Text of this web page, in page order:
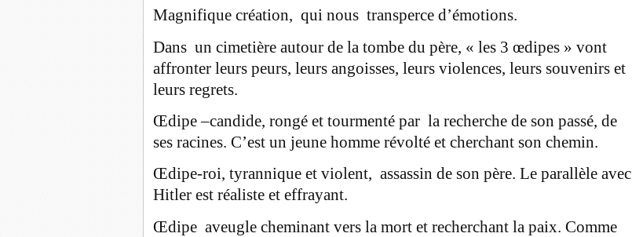
Magnifique création, qui nous transperce d’émotions.
Dans un cimetière autour de la tombe du père, « les 3 œdipes » vont
affronter leurs peurs, leurs angoisses, leurs violences, leurs souvenirs et
leurs regrets.
Œdipe –candide, rongé et tourmenté par la recherche de son passé, de
ses racines. C’est un jeune homme révolté et cherchant son chemin.
Œdipe-roi, tyrannique et violent, assassin de son père. Le parallèle avec
Hitler est réaliste et effrayant.
Œdipe aveugle cheminant vers la mort et recherchant la paix. Comme